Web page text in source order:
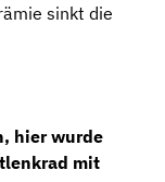
sinkt die
hier wurde
mit